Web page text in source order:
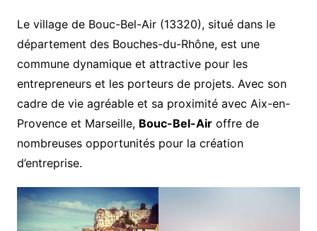
Le village de Bouc-Bel-Air (13320), situé dans le
département des Bouches-du-Rhône, est une
commune dynamique et attractive pour les
entrepreneurs et les porteurs de projets. Avec son
cadre de vie agréable et sa proximité avec Aix-en-
Provence et Marseille, Bouc-Bel-Airoffre de
nombreuses opportunités pour la création
d’entreprise.